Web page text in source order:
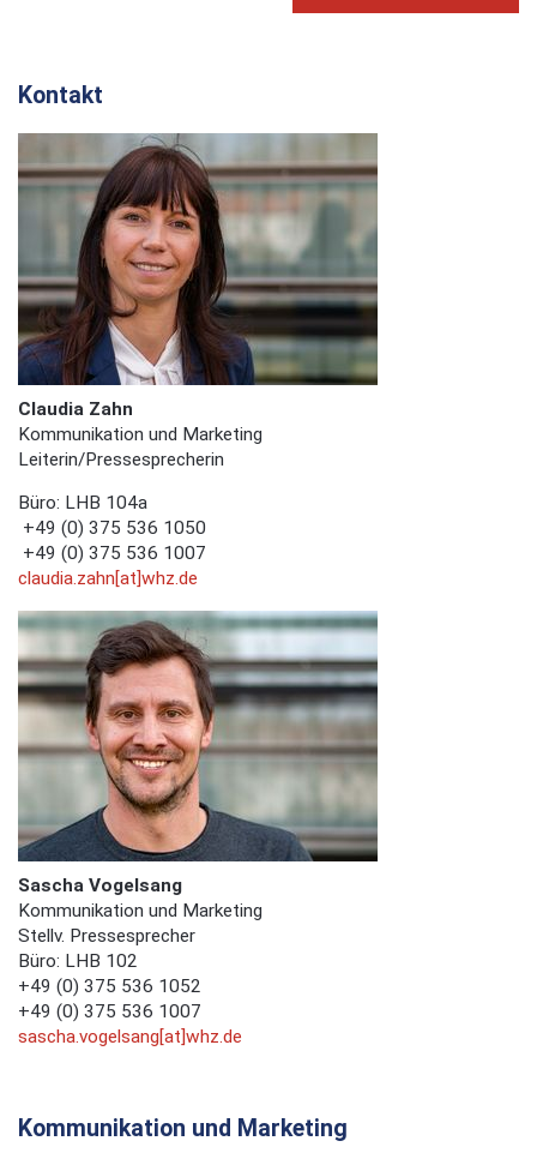
Kontakt
Claudia Zahn
Kommunikation und Marketing
Leiterin/Pressesprecherin
Büro: LHB 104a
+49 (0) 375 536 1050
+49 (0) 375 536 1007
claudia.zahn[at]whz.de
Sascha Vogelsang
Kommunikation und Marketing
Stellv. Pressesprecher
Büro: LHB 102
+49 (0) 375 536 1052
+49 (0) 375 536 1007
sascha.vogelsang[at]whz.de
Kommunikation und Marketing